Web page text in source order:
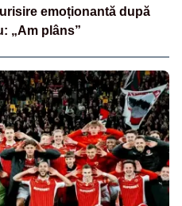
emoționantă după
„Am plâns”